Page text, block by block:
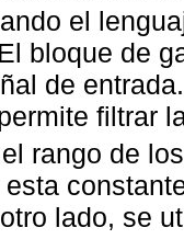
el
bloque de
de
filtrar
rango de
lado, se